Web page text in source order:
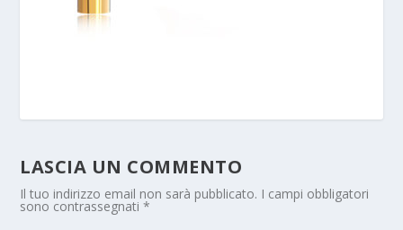
LASCIA UN COMMENTO
Il tuo indirizzo email non sarà pubblicato. I campi obbligatori
sono contrassegnati*